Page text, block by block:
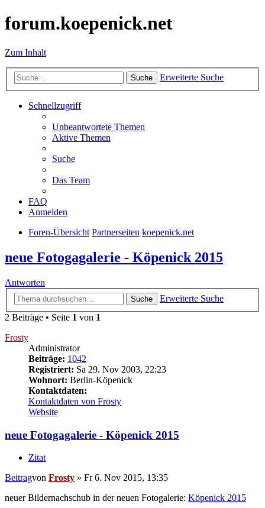
forum.koepenick.net
Zum Inhalt
Suche Erweiterte Suche
Schnellzugriff
Unbeantwortete Themen
Aktive Themen
Suche
Das Team
FAQ
Anmelden
Foren-Übersicht Partnerseiten koepenick.net
neue Fotogagalerie - Köpenick 2015
Antworten
Suche
Erweiterte Suche
2 Beiträge • Seite 1 von 1
Frosty
Administrator
Beiträge: 1042
Registriert: Sa 29. Nov 2003, 22:23
Wohnort: Berlin-Köpenick
Kontaktdaten:
Kontaktdaten von Frosty
Website
neue Fotogagalerie - Köpenick 2015
Zitat
Beitragvon Frosty » Fr 6. Nov 2015, 13:35
neuer Bildernachschub in der neuen Fotogalerie: Köpenick 2015